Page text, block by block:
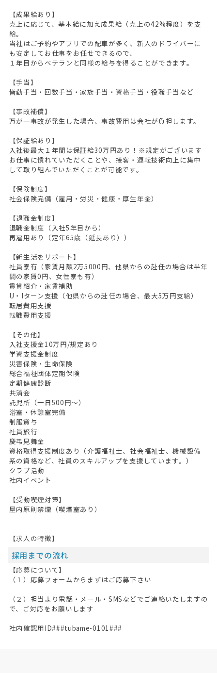
【成果給あり】
売上に応じて、基本給に加え成果給（売上の42%程度）を支
給。
当社はご予約やアプリでの配車が多く、新人のドライバーに
も安定してお仕事をお任せできるので、
１年目からベテランと同様の給与を得ることができます。
【手当】
皆勤手当・回数手当・家族手当・資格手当・役職手当など
【事故補償】
万が一事故が発生した場合、事故費用は会社が負担します。
【保証給あり】
入社後最大１年間は保証給30万円あり！※規定がございます
お仕事に慣れていただくことや、接客・運転技術向上に集中
して取り組んでいただくことが可能です。
【保険制度】
社会保険完備（雇用・労災・健康・厚生年金）
【退職金制度】
退職金制度（入社5年目から）
再雇用あり（定年65歳（延長あり））
【新生活をサポート】
社員寮有（家賃月額2万5000円、他県からの赴任の場合は半年
間の家賃0円、女性寮も有）
賃貸紹介・家賃補助
U・Iターン支援（他県からの赴任の場合、最大5万円支給）
転居費用支援
転職費用支援
【その他】
入社支援金10万円/規定あり
学資支援金制度
災害保険・生命保険
総合福祉団体定期保険
定期健康診断
共済会
託児所（一日500円～）
浴室・休憩室完備
制服貸与
社員旅行
慶弔見舞金
資格取得支援制度あり（介護福祉士、社会福祉士、機械設備
系の資格など、社員のスキルアップを支援しています。）
クラブ活動
社内イベント
【受動喫煙対策】
屋内原則禁煙（喫煙室あり）
【求人の特徴】
採用までの流れ
【応募について】
（１）応募フォームからまずはご応募下さい
（２）担当より電話・メール・SMSなどでご連絡いたしますの
で、ご対応をお願いします
社内確認用ID###tubame-0101###